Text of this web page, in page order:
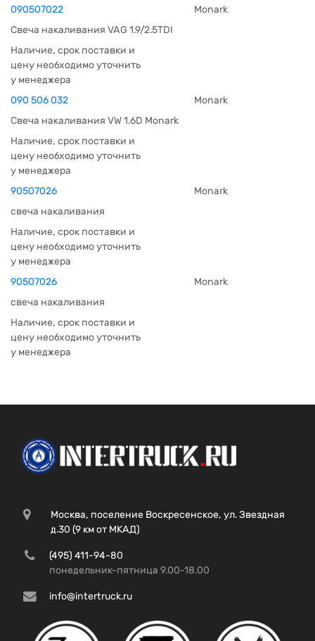
090507022
Monark
Свеча накаливания VAG 1.9/2.5TDI
Наличие, срок поставки и
цену необходимо уточнить
у менеджера
090 506 032
Monark
Свеча накаливания VW 1.6D Monark
Наличие, срок поставки и
цену необходимо уточнить
у менеджера
90507026
Monark
свеча накаливания
Наличие, срок поставки и
цену необходимо уточнить
у менеджера
90507026
Monark
свеча накаливания
Наличие, срок поставки и
цену необходимо уточнить
у менеджера
Москва, поселение Воскресенское, ул. Звездная
д.30 (9 км от МКАД)
(495) 411-94-80
понедельник-пятница 9.00-18.00
info@intertruck.ru